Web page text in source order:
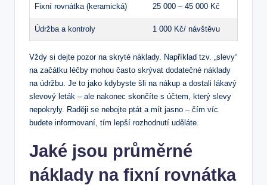
Fixní rovnátka (keramická) 25 000 – 45 000 Kč
Údržba a kontroly 1 000 Kč/ návštěvu
Vždy si dejte pozor na skryté náklady. Například tzv. „slevy“
na začátku léčby mohou často skrývat dodatečné náklady
na údržbu. Je to jako kdybyste šli na nákup a dostali lákavý
slevový leták – ale nakonec skončíte s účtem, který slevy
nepokryly. Raději se nebojte ptát a mít jasno – čím víc
budete informovaní, tím lepší rozhodnutí uděláte.
Jaké jsou průměrné
náklady na fixní rovnátka